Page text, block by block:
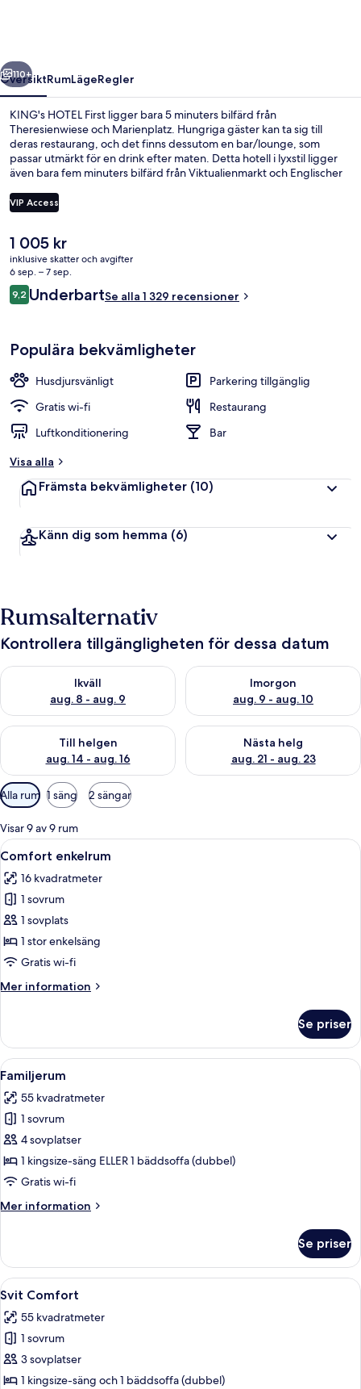
Nästa
110+
ÖversiktRumLägeRegler
KING's HOTEL First ligger bara 5 minuters bilfärd från
Theresienwiese och Marienplatz. Hungriga gäster kan ta sig till
deras restaurang, och det finns dessutom en bar/lounge, som
passar utmärkt för en drink efter maten. Detta hotell i lyxstil ligger
även bara fem minuters bilfärd från Viktualienmarkt och Englischer
och frukosten. Boendet ligger bara en kort promenad från
kollektivtrafik. Till Karlstraße spårvagnshållplats tar det 2 minuter att
VIP Access
Det
nuvarande
priset
är
1 005 kr
1 005 kr
inklusive skatter och avgifter
6 sep. – 7 sep.
Recensioner
9,29,2 av 10,
UnderbartSe alla 1 329 recensioner
Populära bekvämligheter
Husdjursvänligt
Parkering tillgänglig
Gratis wi-fi
Restaurang
Luftkonditionering
Bar
Visa alla
Främsta bekvämligheter (10)
Känn dig som hemma (6)
Rumsalternativ
Kontrollera tillgängligheten för dessa datum
Ikväll
aug. 8 - aug. 9
Kontrollera tillgängligheten för ikväll aug. 8 - aug. 9
Imorgon
aug. 9 - aug. 10
Kontrollera tillgängligheten
Till helgen
aug. 14 - aug. 16
Kontrollera tillgängligheten för den här helgen aug. 14 - aug.
Nästa helg
aug. 21 - aug. 23
Kontrollera tillgängligheten
Tillgängliga
filter
för
rum
Alla rum 1 säng 2 sängar
Visar 9 av 9 rum
Öppna
alla
foton
för
Comfort
enkelrum
Ett hotellrum med en säng, ett
11
Comfort enkelrum
16 kvadratmeter
1 sovrum
1 sovplats
1 stor enkelsäng
Gratis wi-fi
Mer information
Mer
enkelrum
Se priser
Öppna
alla
foton
för
Familjerum
Ett hotellrum med en sänggavel i
28
Familjerum
55 kvadratmeter
1 sovrum
4 sovplatser
1 kingsize-säng ELLER 1 bäddsoffa (dubbel)
Gratis wi-fi
Mer information
Mer
Se priser
Öppna
alla
foton
för
Svit
Comfort
En snyggt bäddad säng med en
23
Svit Comfort
55 kvadratmeter
1 sovrum
3 sovplatser
1 kingsize-säng och 1 bäddsoffa (dubbel)